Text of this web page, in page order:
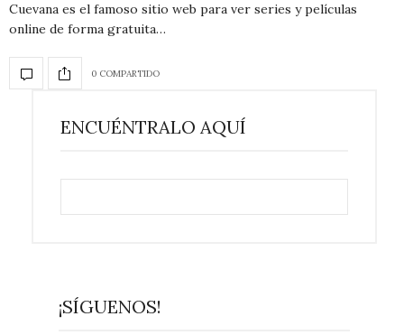
Cuevana es el famoso sitio web para ver series y películas
online de forma gratuita…
0 COMPARTIDO
ENCUÉNTRALO AQUÍ
¡SÍGUENOS!